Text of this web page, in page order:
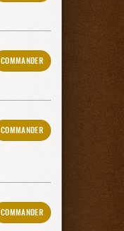
COMMANDER
COMMANDER
COMMANDER